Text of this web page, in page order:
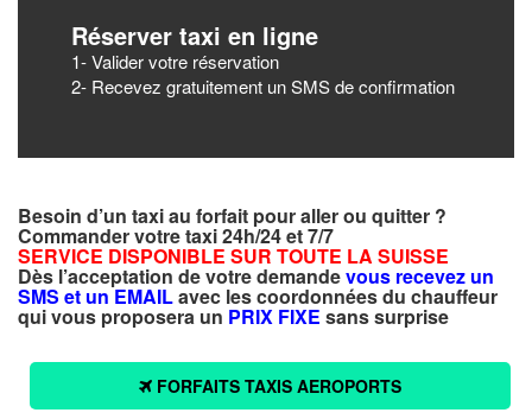
Réserver taxi en ligne
1- Valider votre réservation
2- Recevez gratuitement un SMS de confirmation
Besoin d’un taxi au forfait pour aller ou quitter ?
Commander votre taxi 24h/24 et 7/7
SERVICE DISPONIBLE SUR TOUTE LA SUISSE
Dès l’acceptation de votre demandevous recevez un
SMS et un EMAILavec les coordonnées du chauffeur
qui vous proposera un PRIX FIXE sans surprise
FORFAITS TAXIS AEROPORTS